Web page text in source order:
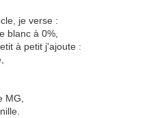
je verse :
blanc à 0%,
à petit j'ajoute :
MG,